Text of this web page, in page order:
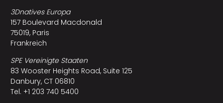
3Dnatives Europa
157 Boulevard Macdonald
75019, Paris
Frankreich
SPE Vereinigte Staaten
83 Wooster Heights Road, Suite 125
Danbury, CT 06810
Tel. +1 203 740 5400